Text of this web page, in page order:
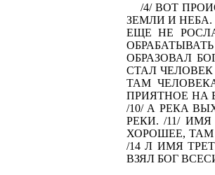
/4/ ВОТ
ЗЕМЛИ И
ЕЩЕ НЕ
ОБРАЗОВАЛ
СТАЛ
ТАМ
ПРИЯТНОЕ НА
/10/ А РЕКА
РЕКИ. /11/
ХОРОШЕЕ,
/14 Л ИМЯ
ВЗЯЛ БОГ